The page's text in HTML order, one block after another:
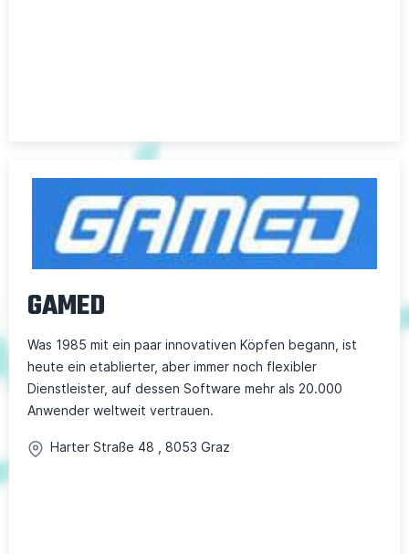
GAMED
Was 1985 mit ein paar innovativen Köpfen begann, ist
heute ein etablierter, aber immer noch flexibler
Dienstleister, auf dessen Software mehr als 20.000
Anwender weltweit vertrauen.
Harter Straße 48 8053 Graz